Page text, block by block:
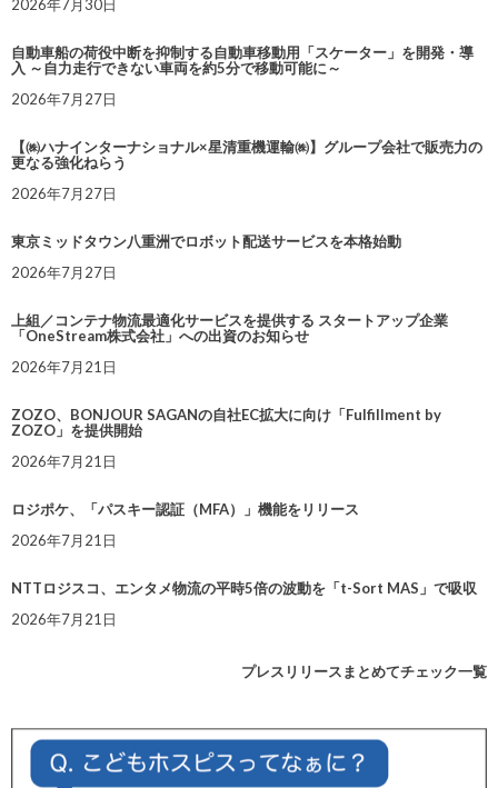
2026年7月30日
自動車船の荷役中断を抑制する自動車移動用「スケーター」を開発・導
入 ～自力走行できない車両を約5分で移動可能に～
2026年7月27日
【㈱ハナインターナショナル×星清重機運輸㈱】グループ会社で販売力の
更なる強化ねらう
2026年7月27日
東京ミッドタウン八重洲でロボット配送サービスを本格始動
2026年7月27日
上組／コンテナ物流最適化サービスを提供する スタートアップ企業
「OneStream株式会社」への出資のお知らせ
2026年7月21日
ZOZO、BONJOUR SAGANの自社EC拡大に向け「Fulfillment by
ZOZO」を提供開始
2026年7月21日
ロジポケ、「パスキー認証（MFA）」機能をリリース
2026年7月21日
NTTロジスコ、エンタメ物流の平時5倍の波動を「t-Sort MAS」で吸収
2026年7月21日
プレスリリースまとめてチェック一覧